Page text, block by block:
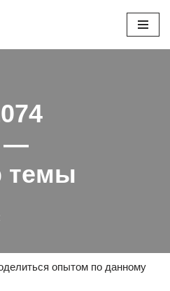
—
темы
опытом по данному